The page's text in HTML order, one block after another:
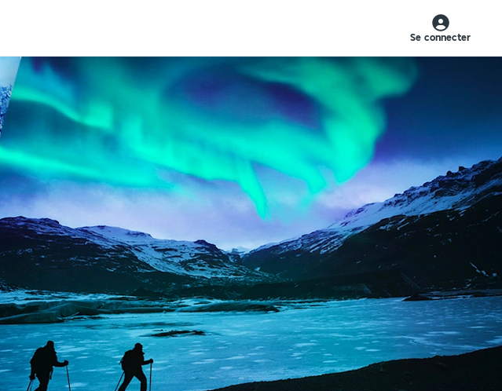
Se connecter